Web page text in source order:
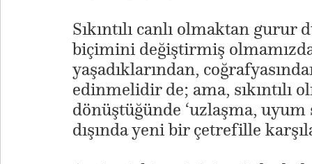
Sıkıntılı canlı olmaktan gurur
biçimini değiştirmiş
yaşadıklarından,
edinmelidir de; ama, sıkıntılı
dönüştüğünde ‘uzlaşma, uyum
dışında yeni bir çetrefille